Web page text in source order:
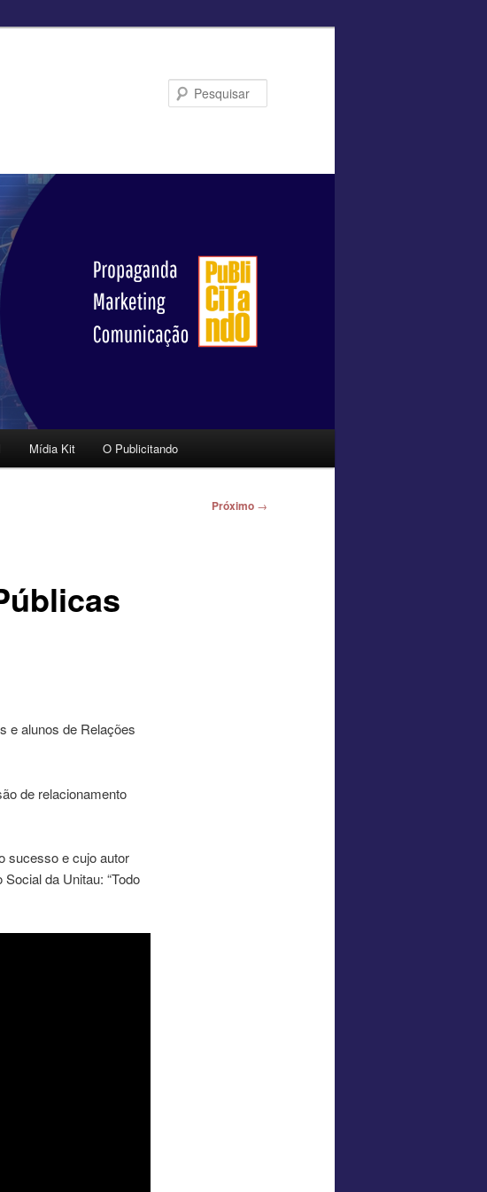
Mídia Kit O Publicitando
Próximo →
e alunos de Relações
de relacionamento
sucesso e cujo autor
da Unitau: “Todo